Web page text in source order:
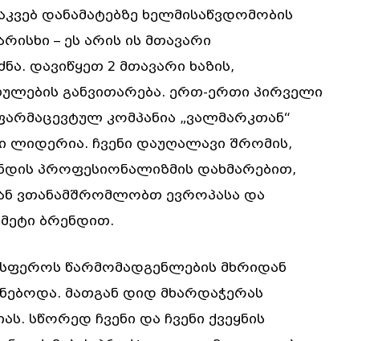
დანამატებზე ხელმისაწვდომობის
– ეს არის ის მთავარი
დავიწყეთ 2 მთავარი ხაზის,
განვითარება. ერთ-ერთი პირველი
კომპანია „ვალმარკთან“
ჩვენი დაუღალავი შრომის,
პროფესიონალიზმის დახმარებით,
ვთანამშრომლობთ ევროპასა და
ბრენდით.
წარმომადგენლების მხრიდან
მათგან დიდ მხარდაჭერას
სწორედ ჩვენი და ჩვენი ქვეყნის